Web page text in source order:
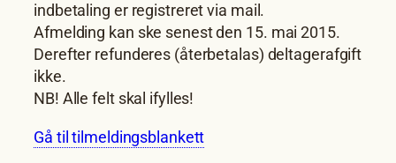
indbetaling er registreret via mail.
Afmelding kan ske senest den 15. mai 2015.
Derefter refunderes (återbetalas) deltagerafgift
ikke.
NB! Alle felt skal ifylles!
Gå til tilmeldingsblankett